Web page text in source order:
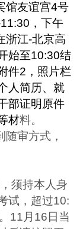
馆友谊宫4号
，下午
浙江-北京高
始至10:30结
件2，照片栏
人简历、就
部证明原件
材料。
审方式，
须持本人身
试，超过10:
11月16日当